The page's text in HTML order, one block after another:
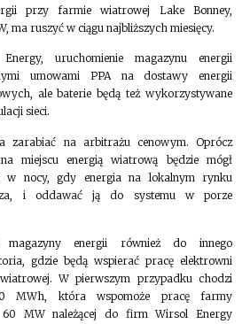
przy farmie wiatrowej Lake Bonney,
ma ruszyć w ciągu najbliższych miesięcy.
uruchomienie magazynu energii
umowami PPA na dostawy energii
ale baterie będą też wykorzystywane
sieci.
zarabiać na arbitrażu cenowym. Oprócz
miejscu energią wiatrową będzie mógł
w nocy, gdy energia na lokalnym rynku
i oddawać ją do systemu w porze
energii również do innego
gdzie będą wspierać pracę elektrowni
W pierwszym przypadku chodzi
MWh, która wspomoże pracę farmy
MW należącej do firm Wirsol Energy